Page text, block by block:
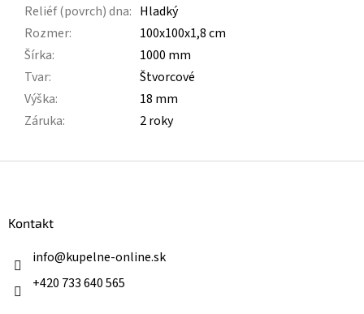
Reliéf (povrch) dna: Hladký
Rozmer:
100x100x1,8 cm
Šírka:
1000 mm
Tvar:
Štvorcové
Výška:
18 mm
Záruka: 2 roky
Kontakt
info@kupelne-online.sk
+420 733 640 565